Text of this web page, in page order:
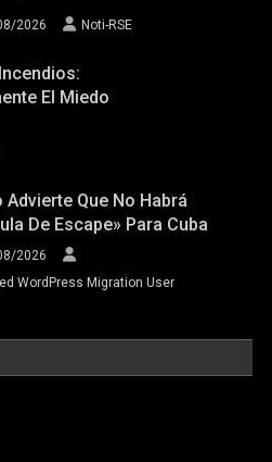
2026 Noti-RSE
El Miedo
Advierte Que No Habrá
De Escape» Para Cuba
2026
WordPress Migration User